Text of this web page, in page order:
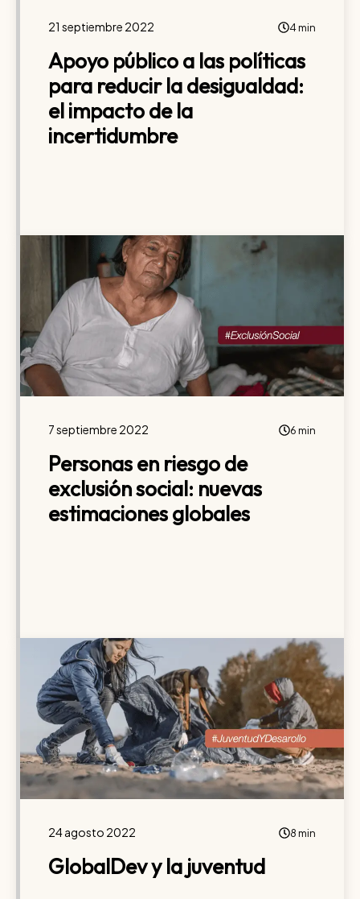
21 septiembre 2022 4 min
Apoyo público a las políticas
para reducir la desigualdad:
el impacto de la
incertidumbre
7 septiembre 2022 6 min
Personas en riesgo de
exclusión social: nuevas
estimaciones globales
24 agosto 2022 8 min
GlobalDev y la juventud